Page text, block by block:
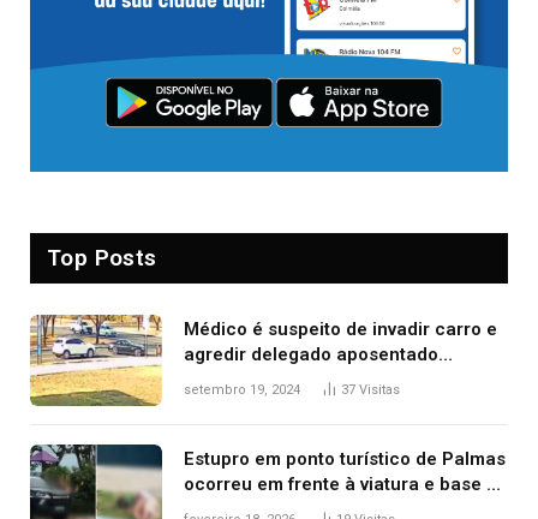
Top Posts
Médico é suspeito de invadir carro e
agredir delegado aposentado
durante confusão no trânsito
setembro 19, 2024 37 Visitas
Estupro em ponto turístico de Palmas
ocorreu em frente à viatura e base de
segurança; polícia investiga